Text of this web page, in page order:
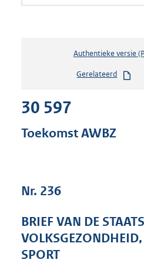
Authentieke versie
Gerelateerd
30 597
Toekomst AWBZ
Nr. 236
BRIEF VAN DE
SPORT